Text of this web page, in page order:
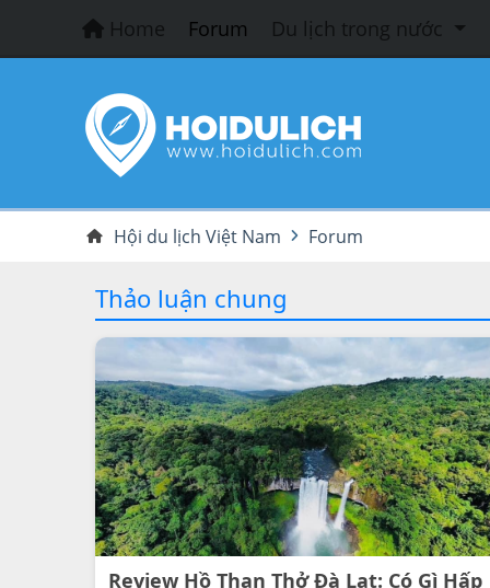
Home Forum Du lịch trong nước
Hội du lịch Việt Nam Forum
Thảo luận chung
Review Hồ Than Thở Đà Lạt: Có Gì Hấp